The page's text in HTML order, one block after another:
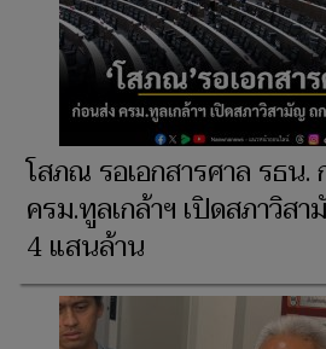
โสภณ รอเอกสารศาล รธน.
ครม.ทูลเกล้าฯ เปิดสภาวิส
4 แสนล้าน